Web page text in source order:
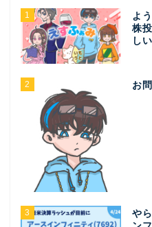
1
よ
株
し
2 お
3
や